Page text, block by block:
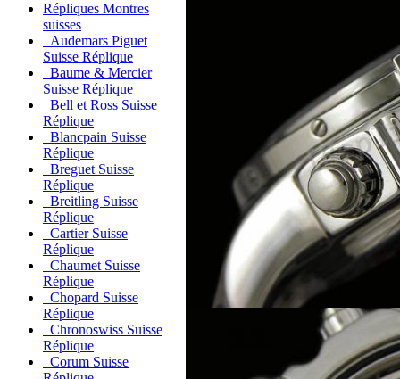
Répliques Montres
suisses
Audemars Piguet
Suisse Réplique
Baume & Mercier
Suisse Réplique
Bell et Ross Suisse
Réplique
Blancpain Suisse
Réplique
Breguet Suisse
Réplique
Breitling Suisse
Réplique
Cartier Suisse
Réplique
Chaumet Suisse
Réplique
Chopard Suisse
Réplique
Chronoswiss Suisse
Réplique
Corum Suisse